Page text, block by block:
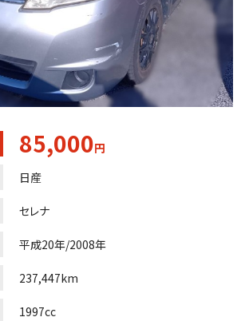
85,000円
日産
セレナ
平成20年/2008年
237,447km
1997cc